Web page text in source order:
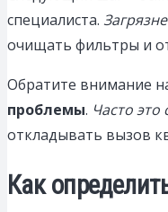
специалиста.
очищать фильтры и
Обратите внимание
проблемы. Часто
откладывать вызов
Как